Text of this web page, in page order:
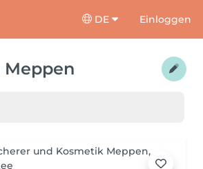
DE Einloggen
Meppen